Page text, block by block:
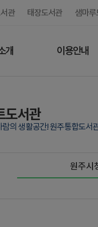
관 태장도서관 샘마
개 이용안내
도서관
람의 생활공간! 원주통합도서
원주시